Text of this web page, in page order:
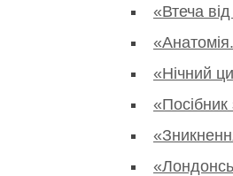
«Втеча
«Нічний